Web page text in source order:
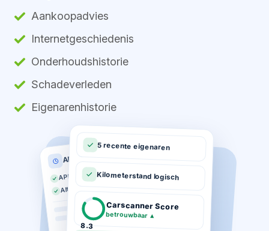
Aankoopadvies
Internetgeschiedenis
Onderhoudshistorie
Schadeverleden
Eigenarenhistorie
APK historie
APK geldig tot 03-2026
Altijd op tijd gekeurd
5 recente eigenaren
Kilometerstand logisch
8.3
Carscanner Score
betrouwbaar ▲